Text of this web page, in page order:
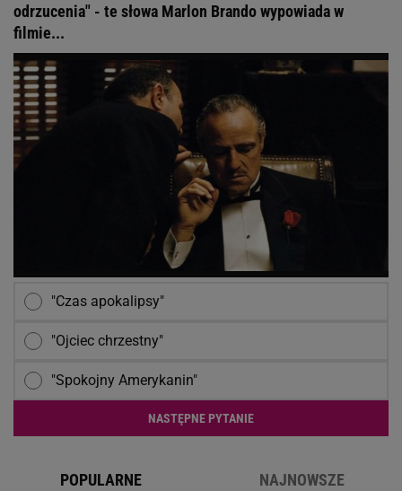
odrzucenia" - te słowa Marlon Brando wypowiada w
filmie...
"Czas apokalipsy"
"Ojciec chrzestny"
"Spokojny Amerykanin"
NASTĘPNE PYTANIE
POPULARNE NAJNOWSZE